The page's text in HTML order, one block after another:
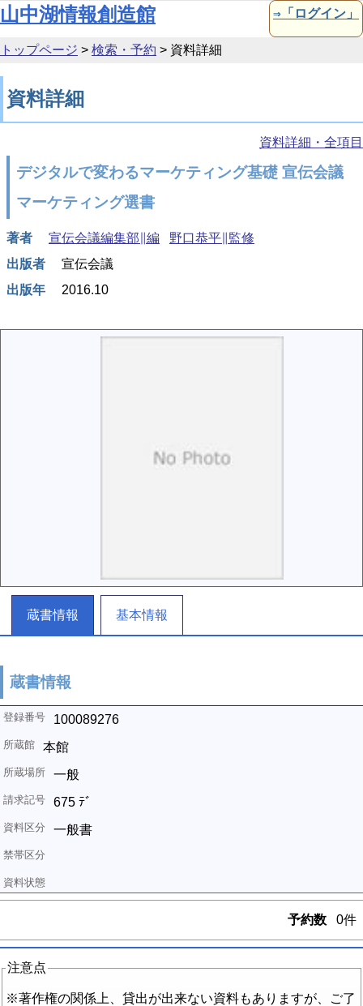
本文へ移動
山中湖情報創造館 ⇒「ログイン」
トップページ > 検索・予約 > 資料詳細
資料詳細
資料詳細・全項目
デジタルで変わるマーケティング基礎 宣伝会議
マーケティング選書
著者 宣伝会議編集部∥編
野口恭平∥監修
出版者
宣伝会議
出版年
2016.10
蔵書情報 基本情報
蔵書情報
100089276
本館
一般
675 ﾃﾞ
一般書
予約数 0件
注意点
※著作権の関係上、貸出が出来ない資料もありますが、ご了